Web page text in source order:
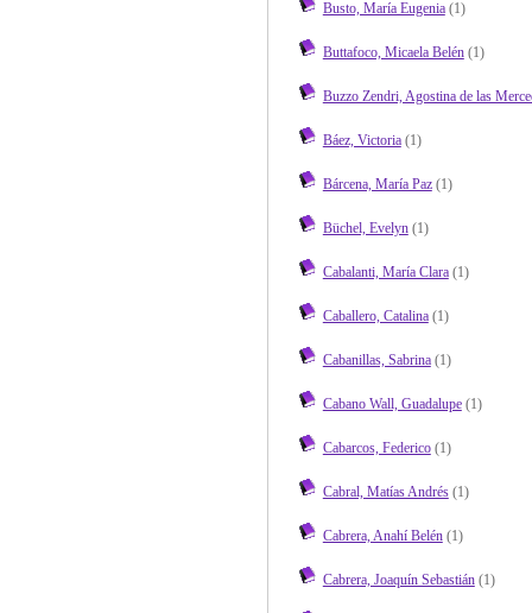
Busto, María Eugenia(1)
Buttafoco, Micaela Belén(1)
Buzzo Zendri, Agostina de las
Báez, Victoria(1)
Bárcena, María Paz(1)
Büchel, Evelyn(1)
Cabalanti, María Clara(1)
Caballero, Catalina(1)
Cabanillas, Sabrina(1)
Cabano Wall, Guadalupe(1)
Cabarcos, Federico(1)
Cabral, Matías Andrés(1)
Cabrera, Anahí Belén(1)
Cabrera, Joaquín Sebastián(1)